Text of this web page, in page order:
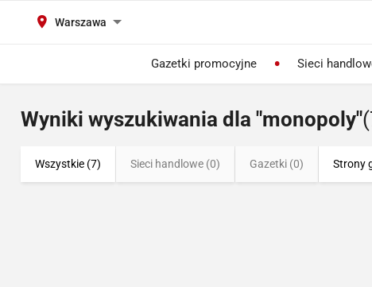
Warszawa
Gazetki promocyjne Sieci
Wyniki wyszukiwania dla "monopoly"
Wszystkie (7) Sieci handlowe (0) Gazetki (0) Strony